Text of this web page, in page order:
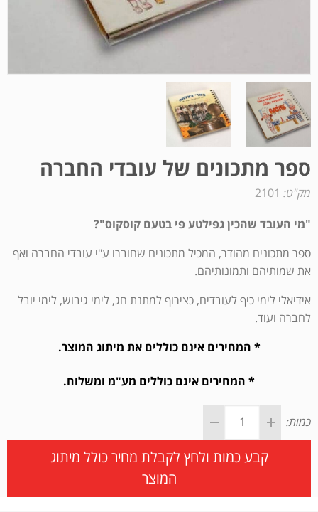
ספר מתכונים של עובדי החברה
מק"ט: 2101
"מי העובד שהכין גפילטע פי בטעם קוסקוס"?
ספר מתכונים מהודר, המכיל מתכונים שחוברו ע"י עובדי החברה ואף
את שמותיהם ותמונותיהם.
אידיאלי לימי כיף לעובדים, כצירוף למתנת חג, לימי גיבוש, לימי יובל
לחברה ועוד.
* המחירים אינם כוללים את מיתוג המוצר.
* המחירים אינם כוללים מע"מ ומשלוח.
כמות:
קבע כמות ולחץ לקבלת מחיר כולל מיתוג
המוצר